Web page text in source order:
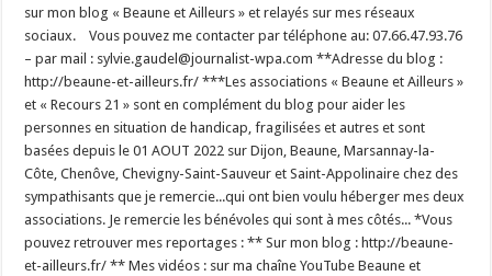
sur mon blog « Beaune et Ailleurs » et relayés sur mes réseaux
sociaux. Vous pouvez me contacter par téléphone au: 07.66.47.93.76
– par mail : sylvie.gaudel@journalist-wpa.com **Adresse du blog :
http://beaune-et-ailleurs.fr/ ***Les associations « Beaune et Ailleurs »
et « Recours 21 » sont en complément du blog pour aider les
personnes en situation de handicap, fragilisées et autres et sont
basées depuis le 01 AOUT 2022 sur Dijon, Beaune, Marsannay-la-
Côte, Chenôve, Chevigny-Saint-Sauveur et Saint-Appolinaire chez des
sympathisants que je remercie...qui ont bien voulu héberger mes deux
associations. Je remercie les bénévoles qui sont à mes côtés... *Vous
pouvez retrouver mes reportages : ** Sur mon blog : http://beaune-
et-ailleurs.fr/ ** Mes vidéos : sur ma chaîne YouTube Beaune et